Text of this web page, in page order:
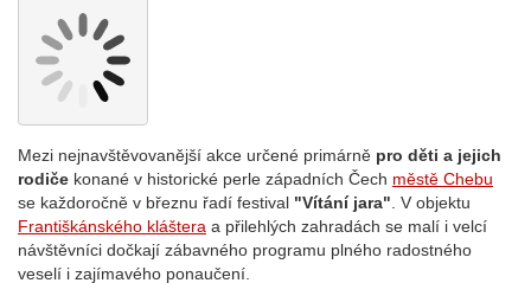
Mezi nejnavštěvovanější akce určené primárně pro děti a jejich
rodiče konané v historické perle západních Čech městě Chebu
se každoročně v březnu řadí festival "Vítání jara" . V objektu
Františkánského kláštera a přilehlých zahradách se malí i velcí
návštěvníci dočkají zábavného programu plného radostného
veselí i zajímavého ponaučení.